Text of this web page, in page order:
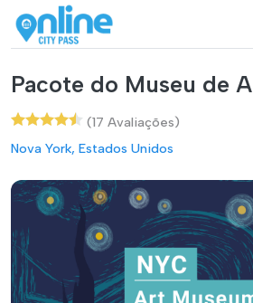
Pacote do Museu de
(17 Avaliações)
Nova York, Estados Unidos